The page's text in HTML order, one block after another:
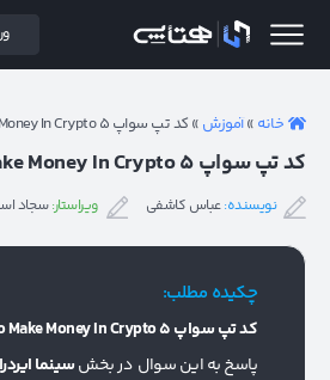
همتاپی
خانه »آموزش » کد تپ سواپ ۵ Ways To Make Money In Crypto
کد تپ سواپ ۵ Ways To Make Money In Crypto
نویسنده:عباس کاشفی ویراستار:سجاد
چکیده مطلب:
کد تپ سواپ 5 Ways To Make Money In Crypto چیست؟
پاسخ به این سوال در بخشسینما